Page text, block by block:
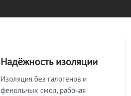
Надёжность изоляции
Изоляция без галогенов и
фенольных смол, рабочая